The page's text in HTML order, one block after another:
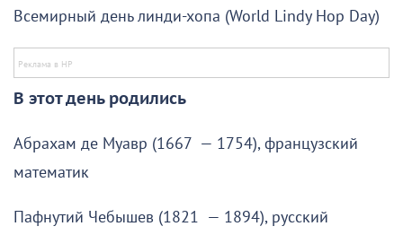
Всемирный день линди-хопа (World Lindy Hop Day)
В этот день родились
Абрахам де Муавр (1667 — 1754), французский
математик
Пафнутий Чебышев (1821 — 1894), русский